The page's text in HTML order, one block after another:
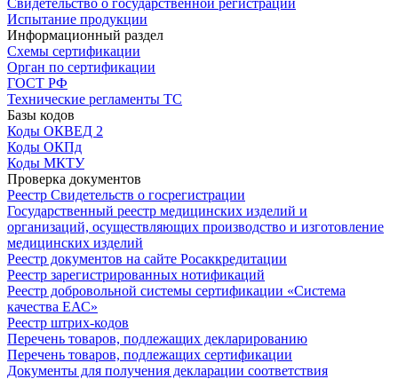
Свидетельство о государственной регистрации
Испытание продукции
Информационный раздел
Схемы сертификации
Орган по сертификации
ГОСТ РФ
Технические регламенты ТС
Базы кодов
Коды ОКВЕД 2
Коды ОКПд
Коды МКТУ
Проверка документов
Реестр Свидетельств о госрегистрации
Государственный реестр медицинских изделий и
организаций, осуществляющих производство и изготовление
медицинских изделий
Реестр документов на сайте Росаккредитации
Реестр зарегистрированных нотификаций
Реестр добровольной системы сертификации «Система
качества ЕАС»
Реестр штрих-кодов
Перечень товаров, подлежащих декларированию
Перечень товаров, подлежащих сертификации
Документы для получения декларации соответствия